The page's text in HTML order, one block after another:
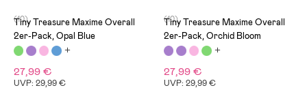
(10)
Tiny Treasure Maxime Overall
2er-Pack, Opal Blue
27,99 €
UVP: 29,99 €
(10)
Tiny Treasure Maxime Overall
2er-Pack, Orchid Bloom
27,99 €
UVP: 29,99 €